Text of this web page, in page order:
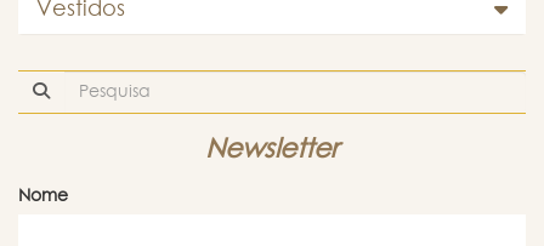
Vestidos
Newsletter
Nome